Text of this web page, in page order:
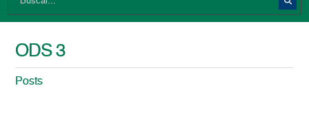
ODS 3
Posts